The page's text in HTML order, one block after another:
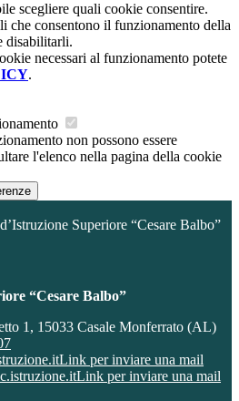
scegliere quali cookie consentire.
che consentono il funzionamento della
disabilitarli.
necessari al funzionamento potete
.
non possono essere
l'elenco nella pagina della cookie
Superiore “Cesare Balbo”
“Cesare Balbo”
1, 15033 Casale Monferrato (AL)
Link per inviare una mail
Link per inviare una mail